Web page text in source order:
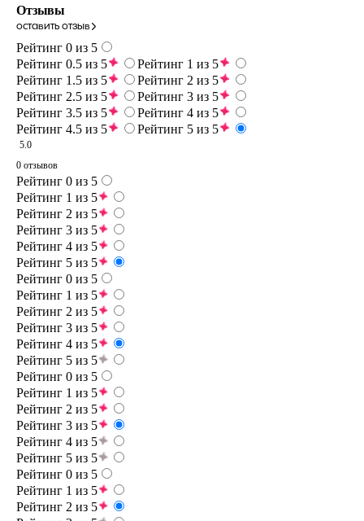
Отзывы
оставить отзыв
Рейтинг 0 из 5
Рейтинг 0.5 из 5
Рейтинг 1 из 5
Рейтинг 1.5 из 5
Рейтинг 2 из 5
Рейтинг 2.5 из 5
Рейтинг 3 из 5
Рейтинг 3.5 из 5
Рейтинг 4 из 5
Рейтинг 4.5 из 5
Рейтинг 5 из 5
5.0
0 отзывов
Рейтинг 0 из 5
Рейтинг 1 из 5
Рейтинг 2 из 5
Рейтинг 3 из 5
Рейтинг 4 из 5
Рейтинг 5 из 5
Рейтинг 0 из 5
Рейтинг 1 из 5
Рейтинг 2 из 5
Рейтинг 3 из 5
Рейтинг 4 из 5
Рейтинг 5 из 5
Рейтинг 0 из 5
Рейтинг 1 из 5
Рейтинг 2 из 5
Рейтинг 3 из 5
Рейтинг 4 из 5
Рейтинг 5 из 5
Рейтинг 0 из 5
Рейтинг 1 из 5
Рейтинг 2 из 5